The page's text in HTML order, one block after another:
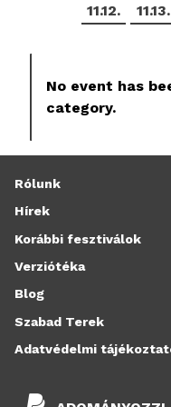
11.12.
11.13.
No event has
category.
Rólunk
Hírek
Korábbi fesztiválok
Verziótéka
Blog
Szabad Terek
Adatvédelmi